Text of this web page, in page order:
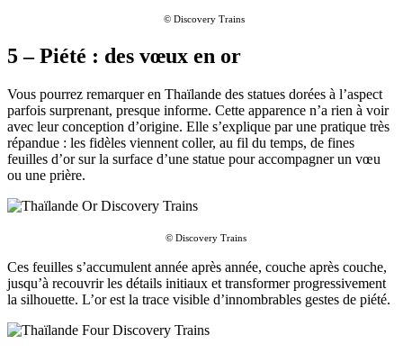
© Discovery Trains
5 – Piété : des vœux en or
Vous pourrez remarquer en Thaïlande des statues dorées à l’aspect
parfois surprenant, presque informe. Cette apparence n’a rien à voir
avec leur conception d’origine. Elle s’explique par une pratique très
répandue : les fidèles viennent coller, au fil du temps, de fines
feuilles d’or sur la surface d’une statue pour accompagner un vœu
ou une prière.
© Discovery Trains
Ces feuilles s’accumulent année après année, couche après couche,
jusqu’à recouvrir les détails initiaux et transformer progressivement
la silhouette. L’or est la trace visible d’innombrables gestes de piété.